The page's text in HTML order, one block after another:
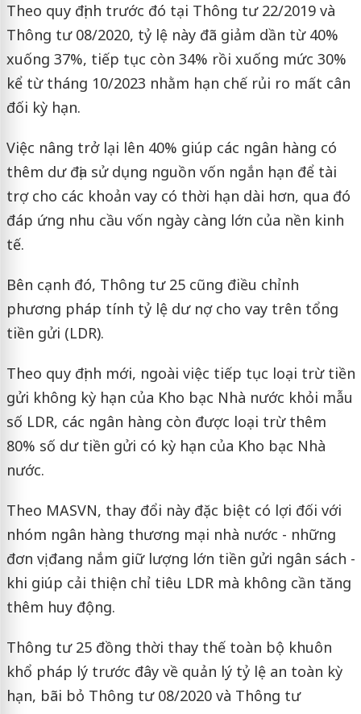
Theo quy định trước đó tại Thông tư 22/2019 và
Thông tư 08/2020, tỷ lệ này đã giảm dần từ 40%
xuống 37%, tiếp tục còn 34% rồi xuống mức 30%
kể từ tháng 10/2023 nhằm hạn chế rủi ro mất cân
đối kỳ hạn.
Việc nâng trở lại lên 40% giúp các ngân hàng có
thêm dư địa sử dụng nguồn vốn ngắn hạn để tài
trợ cho các khoản vay có thời hạn dài hơn, qua đó
đáp ứng nhu cầu vốn ngày càng lớn của nền kinh
tế.
Bên cạnh đó, Thông tư 25 cũng điều chỉnh
phương pháp tính tỷ lệ dư nợ cho vay trên tổng
tiền gửi (LDR).
Theo quy định mới, ngoài việc tiếp tục loại trừ tiền
gửi không kỳ hạn của Kho bạc Nhà nước khỏi mẫu
số LDR, các ngân hàng còn được loại trừ thêm
80% số dư tiền gửi có kỳ hạn của Kho bạc Nhà
nước.
Theo MASVN, thay đổi này đặc biệt có lợi đối với
nhóm ngân hàng thương mại nhà nước - những
đơn vị đang nắm giữ lượng lớn tiền gửi ngân sách -
khi giúp cải thiện chỉ tiêu LDR mà không cần tăng
thêm huy động.
Thông tư 25 đồng thời thay thế toàn bộ khuôn
khổ pháp lý trước đây về quản lý tỷ lệ an toàn kỳ
hạn, bãi bỏ Thông tư 08/2020 và Thông tư